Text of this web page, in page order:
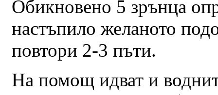
Обикновено 5 зрънца
настъпило желаното
повтори 2-3 пъти.
На помощ идват и